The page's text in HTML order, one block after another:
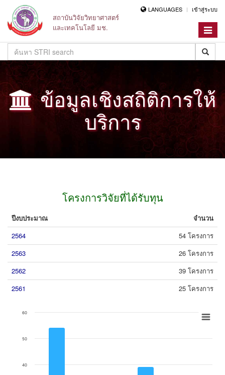
สถาบันวิจัยวิทยาศาสตร์
และเทคโนโลยี มช.
LANGUAGES เข้าสู่ระบบ
Toggle
ข้อมูลเชิงสถิติการให้
บริการ
โครงการวิจัยที่ได้รับทุน
ปีงบประมาณ
จำนวน
2564
54 โครงการ
2563
26 โครงการ
2562
39 โครงการ
2561
25 โครงการ
Chart
Bar chart with 4 bars.
View as data table, Chart
The chart has 1 Y axis displaying จำนวน. Data ranges from 25 to 54.
40
50
60